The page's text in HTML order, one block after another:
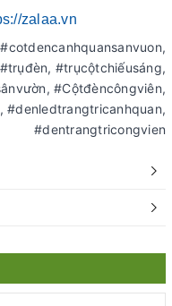
zalaa.vn
#trụcộtchiếusáng,
#Cộtđèncôngviên,
#denledtrangtricanhquan,
#dentrangtricongvien